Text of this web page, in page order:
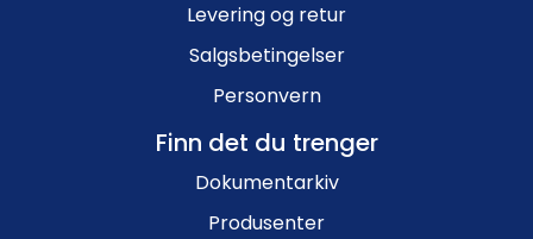
Levering og retur
Salgsbetingelser
Personvern
Finn det du trenger
Dokumentarkiv
Produsenter